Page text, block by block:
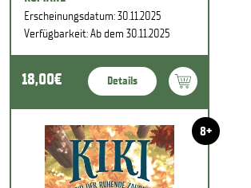
Erscheinungsdatum: 30.11.2025
Verfügbarkeit: Ab dem 30.11.2025
18,00€ Details
8+